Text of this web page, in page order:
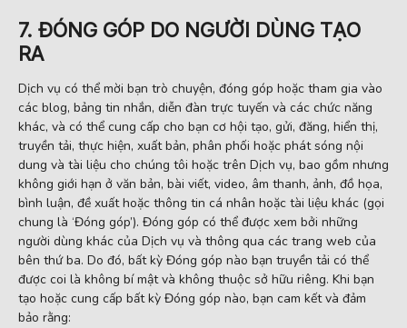
7. ĐÓNG GÓP DO NGƯỜI DÙNG TẠO
RA
Dịch vụ có thể mời bạn trò chuyện, đóng góp hoặc tham gia vào
các blog, bảng tin nhắn, diễn đàn trực tuyến và các chức năng
khác, và có thể cung cấp cho bạn cơ hội tạo, gửi, đăng, hiển thị,
truyền tải, thực hiện, xuất bản, phân phối hoặc phát sóng nội
dung và tài liệu cho chúng tôi hoặc trên Dịch vụ, bao gồm nhưng
không giới hạn ở văn bản, bài viết, video, âm thanh, ảnh, đồ họa,
bình luận, đề xuất hoặc thông tin cá nhân hoặc tài liệu khác (gọi
chung là ‘Đóng góp’). Đóng góp có thể được xem bởi những
người dùng khác của Dịch vụ và thông qua các trang web của
bên thứ ba. Do đó, bất kỳ Đóng góp nào bạn truyền tải có thể
được coi là không bí mật và không thuộc sở hữu riêng. Khi bạn
tạo hoặc cung cấp bất kỳ Đóng góp nào, bạn cam kết và đảm
bảo rằng: